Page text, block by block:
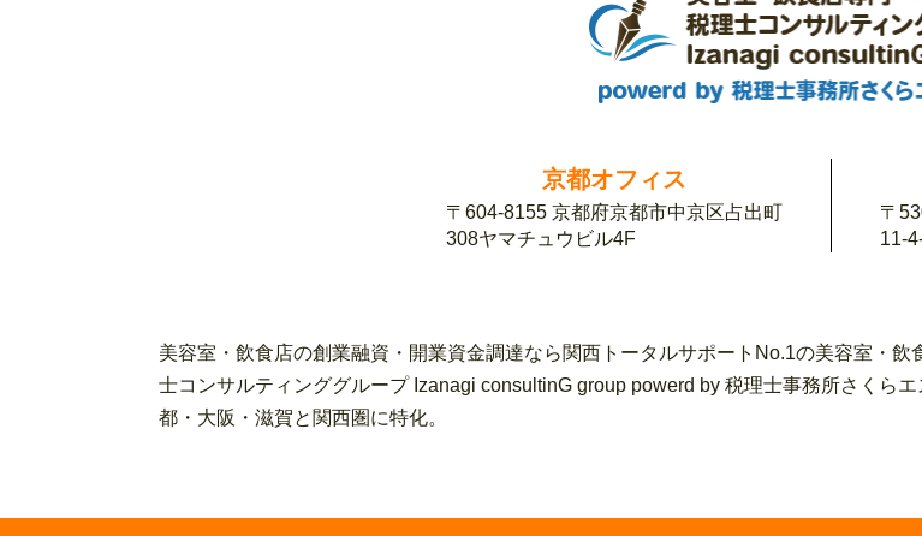
京都オフィス
〒604-8155 京都府京都市中京区占出町
308ヤマチュウビル4F
〒
11-
美容室・飲食店の創業融資・開業資金調達なら関西トータルサポートNo.1の美容室・
士コンサルティンググループ Izanagi consultinG group powerd by 税理士事務所さくら
都・大阪・滋賀と関西圏に特化。